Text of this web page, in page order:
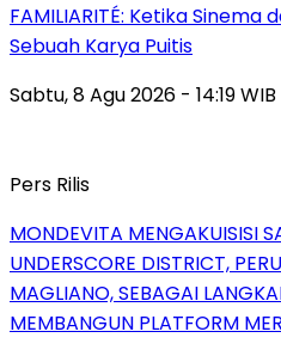
FAMILIARITÉ: Ketika
Sebuah Karya Puitis
Sabtu, 8 Agu 2026 - 14:19 WIB
Pers Rilis
MONDEVITA MENGAKUISISI
UNDERSCORE DISTRICT,
MAGLIANO, SEBAGAI
MEMBANGUN PLATFORM